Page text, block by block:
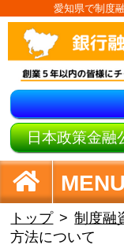
愛知県で制度
日本政策金融
MENU
トップ 制度融
方法について